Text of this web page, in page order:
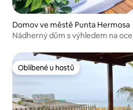
Domov ve městě Punta Hermosa
Nádherný dům s výhledem na
Oblíbené u hostů
Oblíbené u hostů